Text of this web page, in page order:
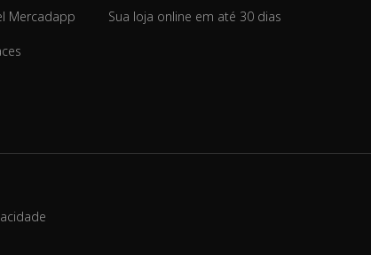
Mercadapp
Sua loja online em até 30 dias